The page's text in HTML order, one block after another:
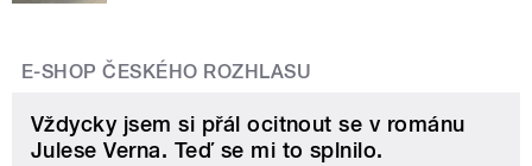
E-SHOP ČESKÉHO ROZHLASU
Vždycky jsem si přál ocitnout se v románu
Julese Verna. Teď se mi to splnilo.